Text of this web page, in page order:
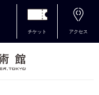
チケット アクセス